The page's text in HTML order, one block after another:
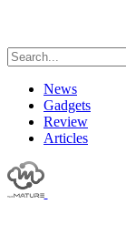
News
Gadgets
Review
Articles